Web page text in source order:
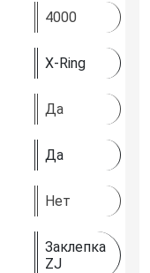
4000
X-Ring
Да
Да
Нет
Заклепка
ZJ